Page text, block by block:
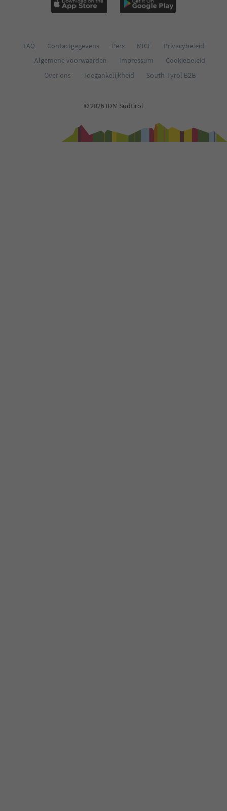
FAQ Contactgegevens Pers MICE
Privacybeleid
Algemene voorwaarden
Impressum
Cookiebeleid
Over ons
Toegankelijkheid South Tyrol B2B
© 2026 IDM Südtirol